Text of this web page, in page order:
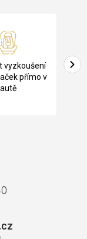
vyzkoušení
přímo v
autě